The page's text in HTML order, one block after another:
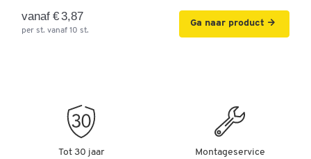
vanaf € 3,87
per st. vanaf 10 st.
Ga naar product
Tot 30 jaar
Montageservice